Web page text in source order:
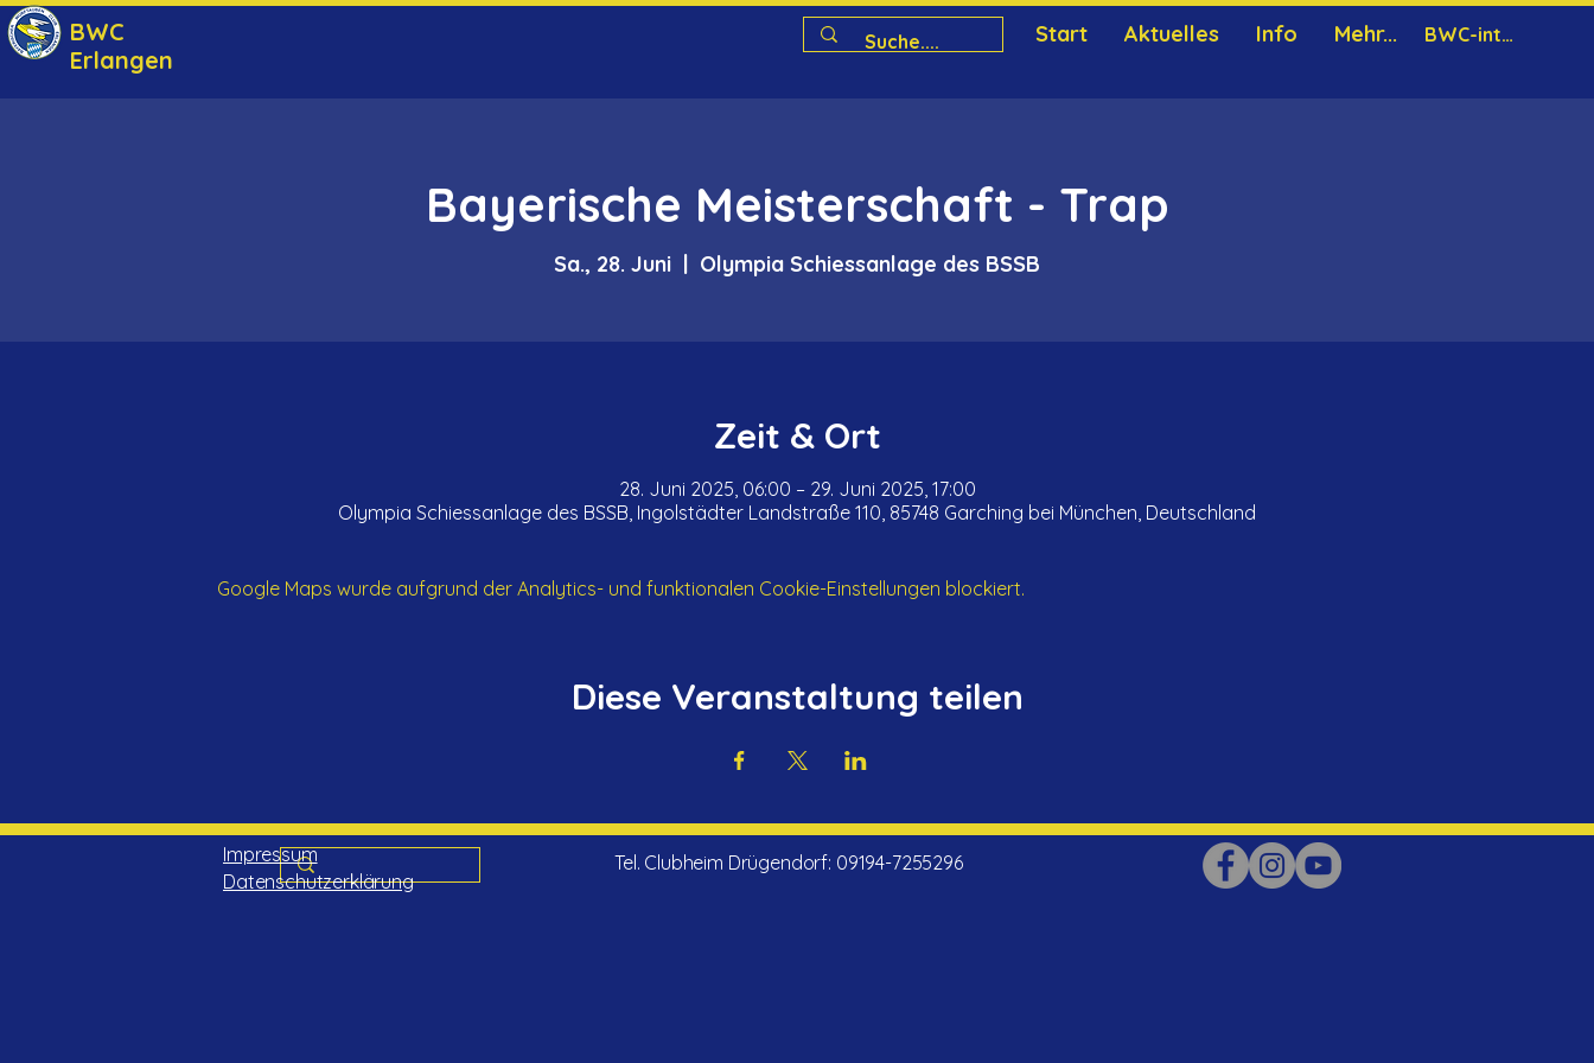
BWC
Erlangen
Start Aktuelles Info Mehr... BWC-intern
Bayerische Meisterschaft - Trap
Sa., 28. Juni
  |
Olympia Schiessanlage des BSSB
Zeit & Ort
28. Juni 2025, 06:00 – 29. Juni 2025, 17:00
Olympia Schiessanlage des BSSB, Ingolstädter Landstraße 110, 85748 Garching bei München, Deutschland
Google Maps wurde aufgrund der Analytics- und funktionalen Cookie-Einstellungen blockiert.
Diese Veranstaltung teilen
Datenschutzerklärung
Impressum Tel. Clubheim Drügendorf: 09194-7255296